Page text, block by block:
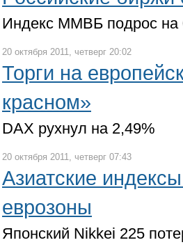
Индекс ММВБ подрос
20 октября 2011, четверг 20:02
Торги на
красном»
DAX рухнул на 2,49%
20 октября 2011, четверг 07:43
Азиатские
еврозоны
Японский Nikkei 225